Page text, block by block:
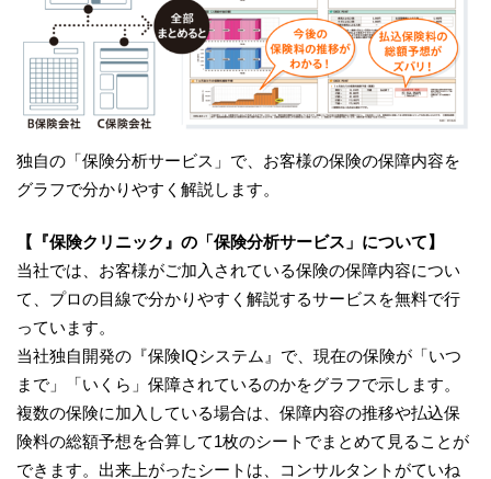
独自の「保険分析サービス」で、お客様の保険の保障内容を
グラフで分かりやすく解説します。
【『保険クリニック』の「保険分析サービス」について】
当社では、お客様がご加入されている保険の保障内容につい
て、プロの目線で分かりやすく解説するサービスを無料で行
っています。
当社独自開発の『保険IQシステム』で、現在の保険が「いつ
まで」「いくら」保障されているのかをグラフで示します。
複数の保険に加入している場合は、保障内容の推移や払込保
険料の総額予想を合算して1枚のシートでまとめて見ることが
できます。出来上がったシートは、コンサルタントがていね